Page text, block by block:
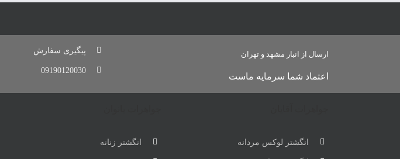
ارسال از انبار مشهد و تهران
اعتماد شما سرمایه ماست
پیگیری سفارش
09190120030
انگشتر لوکس مردانه انگشتر زنانه